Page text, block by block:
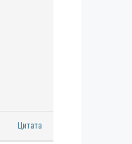
Цитата